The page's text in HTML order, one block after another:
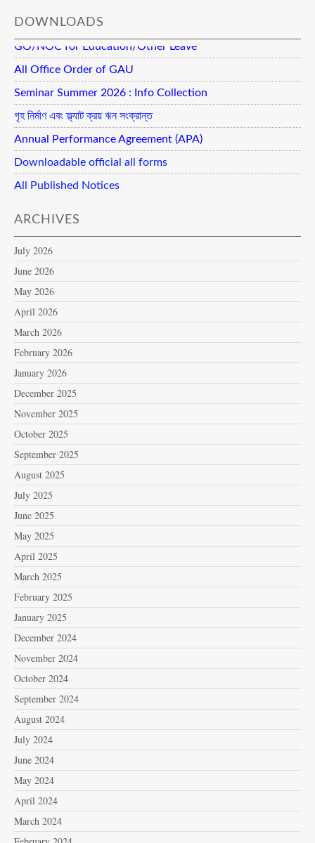
DOWNLOADS
GO/NOC for Education/Other Leave
All Office Order of GAU
Seminar Summer 2026 : Info Collection
গৃহ নির্মাণ এবং ফ্ল্যাট ক্রয় ঋন সংক্রান্ত
Annual Performance Agreement (APA)
Downloadable official all forms
All Published Notices
ARCHIVES
July 2026
June 2026
May 2026
April 2026
March 2026
February 2026
January 2026
December 2025
November 2025
October 2025
September 2025
August 2025
July 2025
June 2025
May 2025
April 2025
March 2025
February 2025
January 2025
December 2024
November 2024
October 2024
September 2024
August 2024
July 2024
June 2024
May 2024
April 2024
March 2024